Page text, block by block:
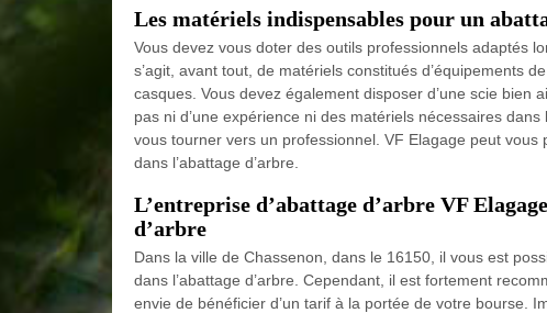
Les matériels indispensables pour un
Vous devez vous doter des outils professionnels adaptés
s’agit, avant tout, de matériels constitués d’équipements
casques. Vous devez également disposer d’une scie bien
pas ni d’une expérience ni des matériels nécessaires
vous tourner vers un professionnel. VF Elagage peut
dans l’abattage d’arbre.
L’entreprise d’abattage d’arbre VF
d’arbre
Dans la ville de Chassenon, dans le 16150, il vous est
dans l’abattage d’arbre. Cependant, il est fortement
envie de bénéficier d’un tarif à la portée de votre bourse.